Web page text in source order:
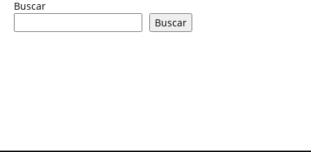
Buscar
Buscar